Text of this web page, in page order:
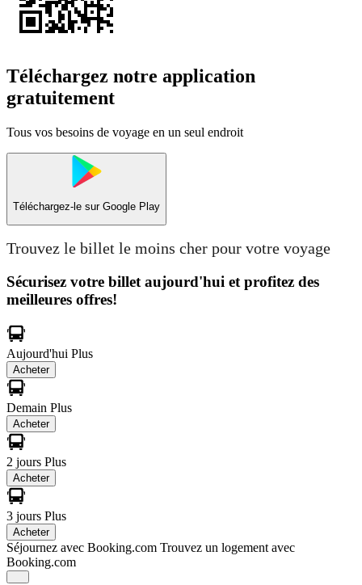
Téléchargez notre application
gratuitement
Tous vos besoins de voyage en un seul endroit
Téléchargez-le sur Google Play
Trouvez le billet le moins cher pour votre voyage
Sécurisez votre billet aujourd'hui et profitez des
meilleures offres!
Aujourd'hui Plus
Acheter
Demain Plus
Acheter
2 jours Plus
Acheter
3 jours Plus
Acheter
Séjournez avec Booking.com Trouvez un logement avec
Booking.com